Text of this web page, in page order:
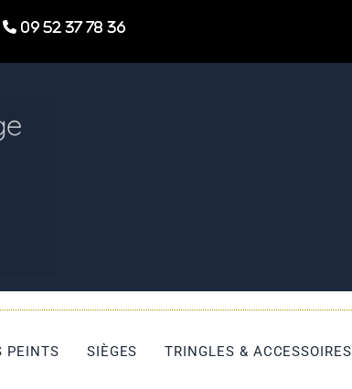
09 52 37 78 36
PEINTS SIÈGES TRINGLES & ACCESSOIRES